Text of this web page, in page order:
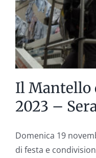
Il Mantello
2023 –
Domenica 19
di festa e